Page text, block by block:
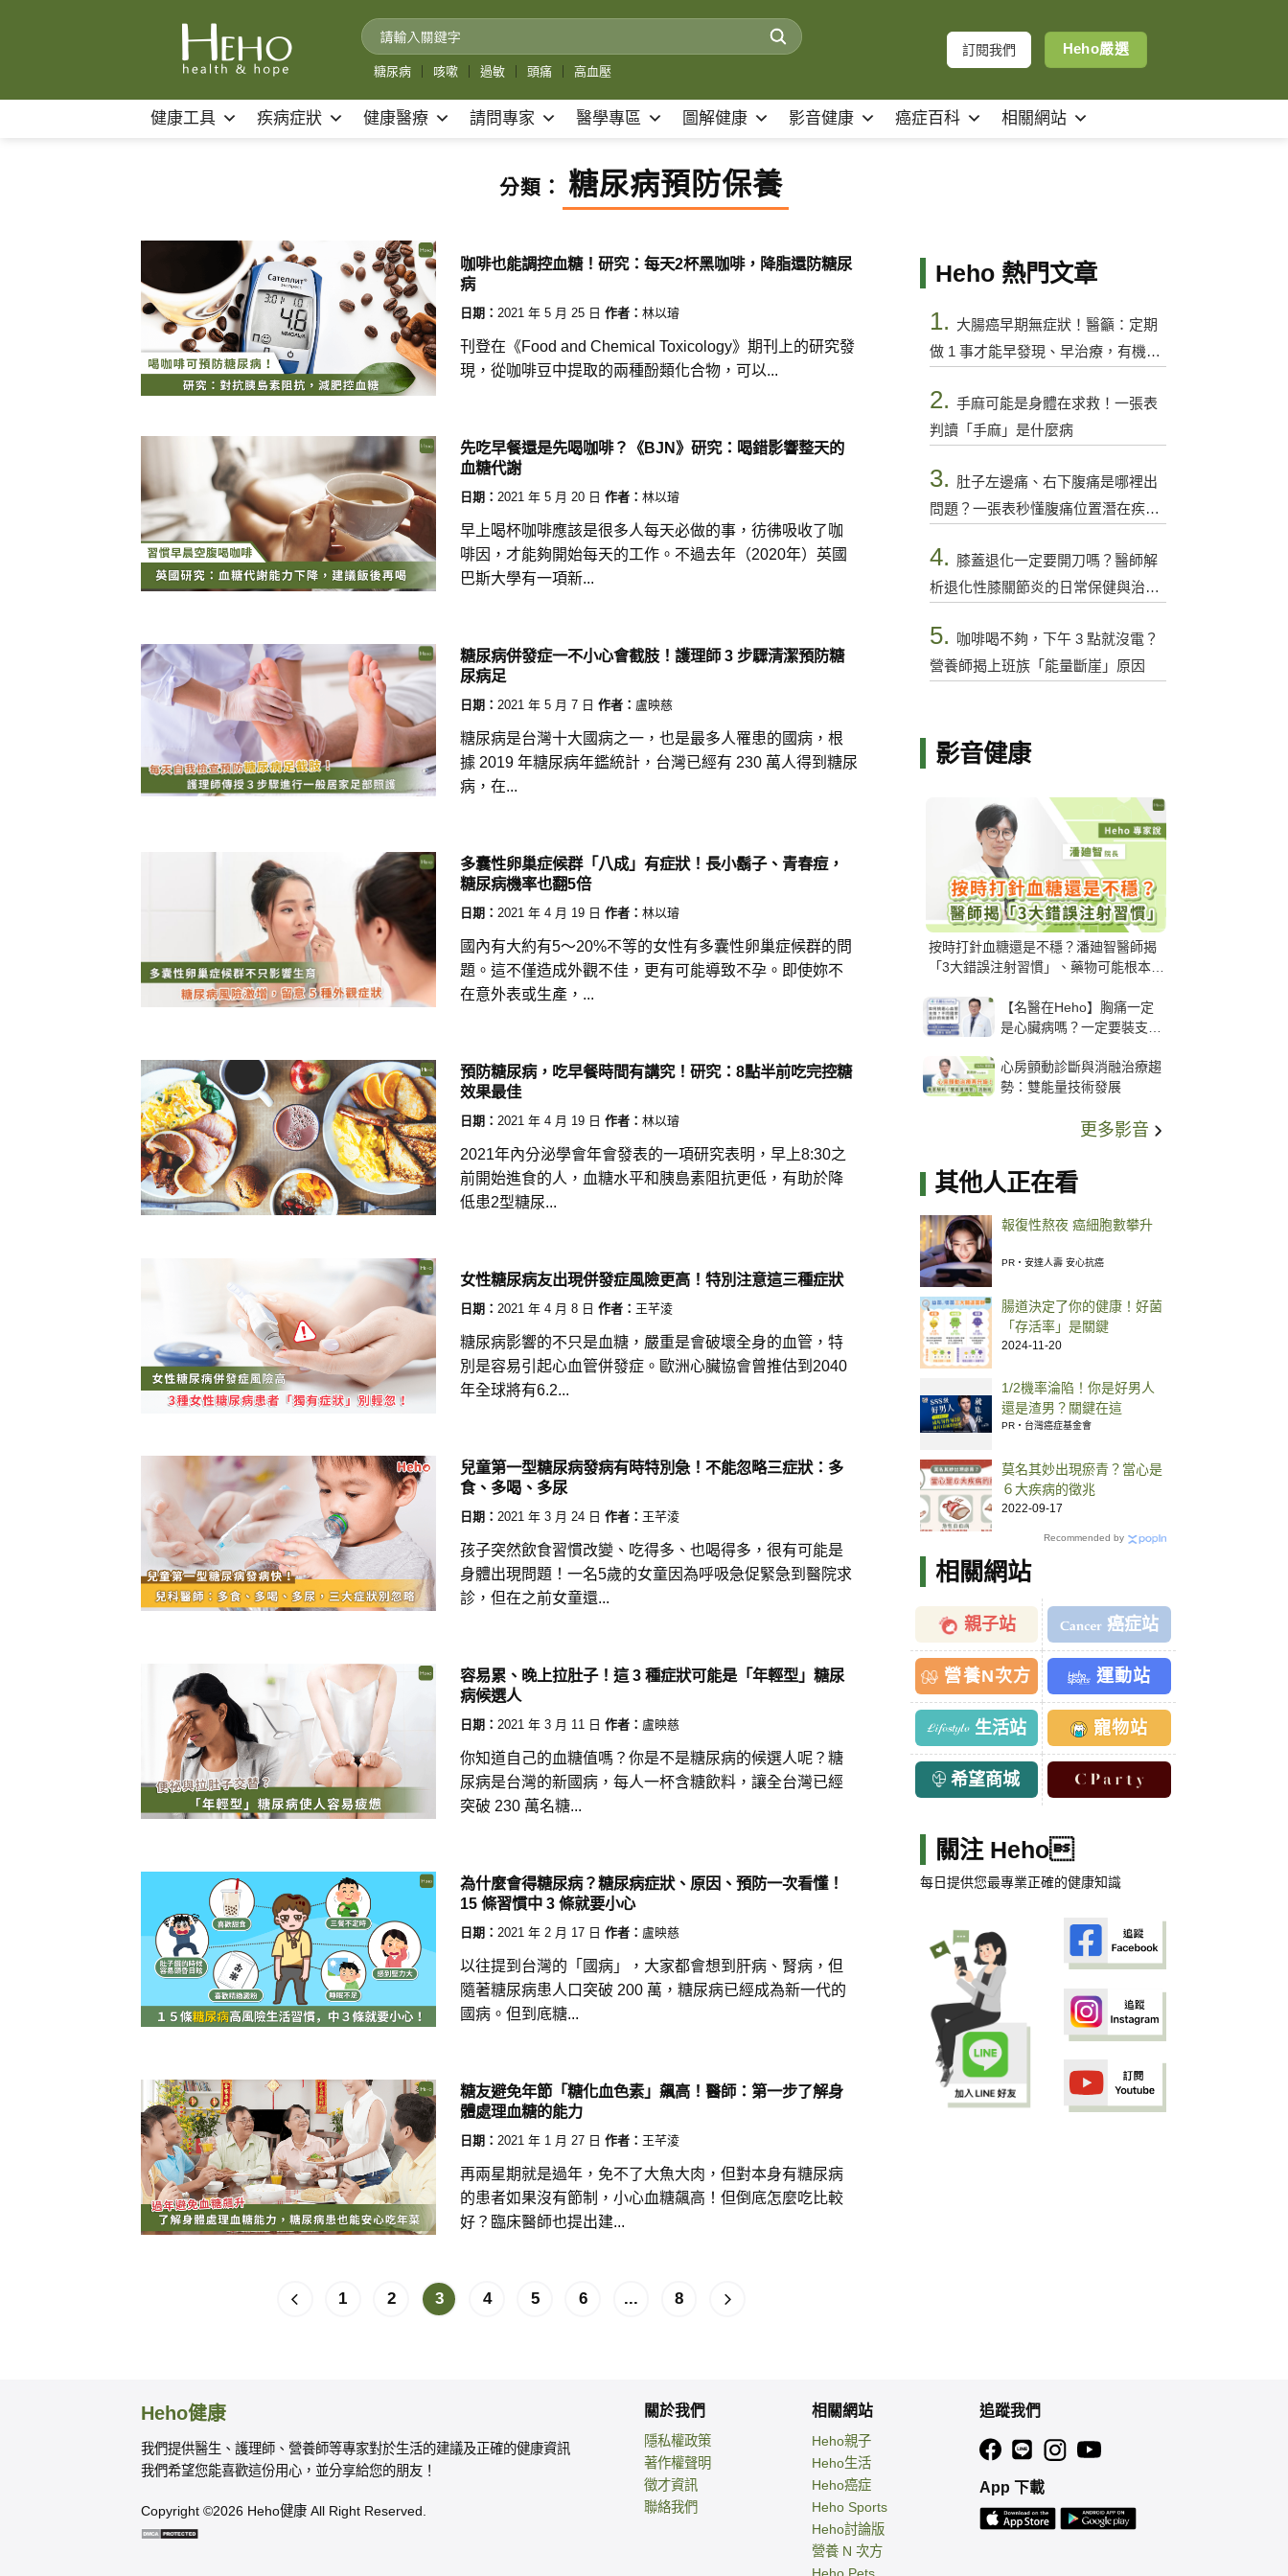
糖尿病 咳嗽 過敏 頭痛 高血壓
訂閱我們 Heho嚴選
健康工具 疾病症狀 健康醫療 請問專家 醫學專區 圖解健康 影音健康 癌症百科 相關網站
分類： 糖尿病預防保養
咖啡也能調控血糖！研究：每天2杯黑咖啡，降脂還防糖尿
病
日期： 2021 年 5 月 25 日 作者： 林以璿
刊登在《Food and Chemical Toxicology》期刊上的研究發
現，從咖啡豆中提取的兩種酚類化合物，可以...
先吃早餐還是先喝咖啡？《BJN》研究：喝錯影響整天的
血糖代謝
日期： 2021 年 5 月 20 日 作者： 林以璿
早上喝杯咖啡應該是很多人每天必做的事，彷彿吸收了咖
啡因，才能夠開始每天的工作。不過去年（2020年）英國
巴斯大學有一項新...
糖尿病併發症一不小心會截肢！護理師 3 步驟清潔預防糖
尿病足
日期： 2021 年 5 月 7 日 作者： 盧映慈
糖尿病是台灣十大國病之一，也是最多人罹患的國病，根
據 2019 年糖尿病年鑑統計，台灣已經有 230 萬人得到糖尿
病，在...
多囊性卵巢症候群「八成」有症狀！長小鬍子、青春痘，
糖尿病機率也翻5倍
日期： 2021 年 4 月 19 日 作者： 林以璿
國內有大約有5～20%不等的女性有多囊性卵巢症候群的問
題。這不僅造成外觀不佳，更有可能導致不孕。即使妳不
在意外表或生產，...
預防糖尿病，吃早餐時間有講究！研究：8點半前吃完控糖
效果最佳
日期： 2021 年 4 月 19 日 作者： 林以璿
2021年內分泌學會年會發表的一項研究表明，早上8:30之
前開始進食的人，血糖水平和胰島素阻抗更低，有助於降
低患2型糖尿...
女性糖尿病友出現併發症風險更高！特別注意這三種症狀
日期： 2021 年 4 月 8 日 作者： 王芊淩
糖尿病影響的不只是血糖，嚴重是會破壞全身的血管，特
別是容易引起心血管併發症。歐洲心臟協會曾推估到2040
年全球將有6.2...
兒童第一型糖尿病發病有時特別急！不能忽略三症狀：多
食、多喝、多尿
日期： 2021 年 3 月 24 日 作者： 王芊淩
孩子突然飲食習慣改變、吃得多、也喝得多，很有可能是
身體出現問題！一名5歲的女童因為呼吸急促緊急到醫院求
診，但在之前女童還...
容易累、晚上拉肚子！這 3 種症狀可能是「年輕型」糖尿
病候選人
日期： 2021 年 3 月 11 日 作者： 盧映慈
你知道自己的血糖值嗎？你是不是糖尿病的候選人呢？糖
尿病是台灣的新國病，每人一杯含糖飲料，讓全台灣已經
突破 230 萬名糖...
為什麼會得糖尿病？糖尿病症狀、原因、預防一次看懂！
15 條習慣中 3 條就要小心
日期： 2021 年 2 月 17 日 作者： 盧映慈
以往提到台灣的「國病」，大家都會想到肝病、腎病，但
隨著糖尿病患人口突破 200 萬，糖尿病已經成為新一代的
國病。但到底糖...
糖友避免年節「糖化血色素」飆高！醫師：第一步了解身
體處理血糖的能力
日期： 2021 年 1 月 27 日 作者： 王芊淩
再兩星期就是過年，免不了大魚大肉，但對本身有糖尿病
的患者如果沒有節制，小心血糖飆高！但倒底怎麼吃比較
好？臨床醫師也提出建...
1 2 3 4 5 6 ... 8
Heho 熱門文章
1. 大腸癌早期無症狀！醫籲：定期
做 1 事才能早發現、早治療，有機會
2. 手麻可能是身體在求救！一張表
判讀「手麻」是什麼病
3. 肚子左邊痛、右下腹痛是哪裡出
問題？一張表秒懂腹痛位置潛在疾病
4. 膝蓋退化一定要開刀嗎？醫師解
析退化性膝關節炎的日常保健與治療
5.
咖啡喝不夠，下午 3 點就沒電？
營養師揭上班族「能量斷崖」原因
影音健康
按時打針血糖還是不穩？潘廸智醫師揭
「3大錯誤注射習慣」、藥物可能根本沒
【名醫在Heho】胸痛一定
是心臟病嗎？一定要裝支
解析支架種類、風險與選擇
關鍵
心房顫動診斷與消融治療趨
勢：雙能量技術發展
更多影音
其他人正在看
報復性熬夜 癌細胞數攀升
PR・安達人壽 安心抗癌
腸道決定了你的健康！好菌
「存活率」是關鍵
2024-11-20
1/2機率淪陷！你是好男人
還是渣男？關鍵在這
PR・台灣癌症基金會
莫名其妙出現瘀青？當心是
６大疾病的徵兆
2022-09-17
Recommended by
相關網站
親子站 癌症站
營養N次方 運動站
生活站 寵物站
希望商城
關注 Heho
每日提供您最專業正確的健康知識
Heho健康
我們提供醫生、護理師、營養師等專家對於生活的建議及正確的健康資訊
我們希望您能喜歡這份用心，並分享給您的朋友！
Copyright ©2026 Heho健康 All Right Reserved.
關於我們
隱私權政策
著作權聲明
徵才資訊
聯絡我們
相關網站
Heho親子
Heho生活
Heho癌症
Heho Sports
Heho討論版
營養 N 次方
追蹤我們
App 下載